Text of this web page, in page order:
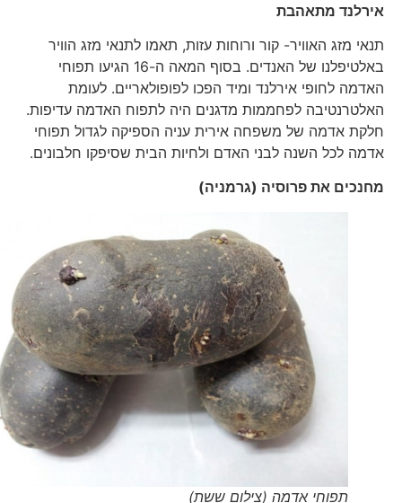
אירלנד מתאהבת
תנאי מזג האוויר- קור ורוחות עזות, תאמו לתנאי מזג הוויר
באלטיפלנו של האנדים. בסוף המאה ה-16 הגיעו תפוחי
האדמה לחופי אירלנד ומיד הפכו לפופולאריים. לעומת
האלטרנטיבה לפחממות מדגנים היה לתפוח האדמה עדיפות.
חלקת אדמה של משפחה אירית עניה הספיקה לגדול תפוחי
אדמה לכל השנה לבני האדם ולחיות הבית שסיפקו חלבונים.
מחנכים את פרוסיה (גרמניה)
תפוחי אדמה (צילום ששת)